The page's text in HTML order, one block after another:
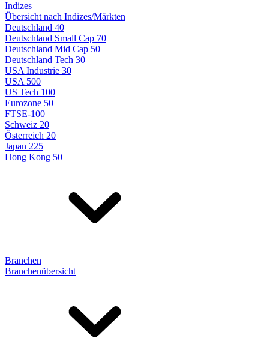
Indizes
Übersicht nach Indizes/Märkten
Deutschland 40
Deutschland Small Cap 70
Deutschland Mid Cap 50
Deutschland Tech 30
USA Industrie 30
USA 500
US Tech 100
Eurozone 50
FTSE-100
Schweiz 20
Österreich 20
Japan 225
Hong Kong 50
Branchen
Branchenübersicht